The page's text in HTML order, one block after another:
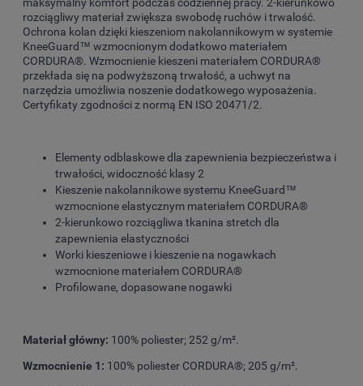
maksymalny komfort podczas codziennej pracy. 2-kierunkowo
rozciągliwy materiał zwiększa swobodę ruchów i trwalość.
Ochrona kolan dzięki kieszeniom nakolannikowym w systemie
KneeGuard™ wzmocnionym dodatkowo materiałem
CORDURA®. Wzmocnienie kieszeni materiałem CORDURA®
przekłada się na podwyższoną trwałość, a uchwyt na
narzędzia umożliwia noszenie dodatkowego wyposażenia.
Certyfikaty zgodności z normą EN ISO 20471/2.
Elementy odblaskowe dla zapewnienia bezpieczeństwa i
trwałości, widoczność klasy 2
Kieszenie nakolannikowe systemu KneeGuard™
wzmocnione elastycznym materiałem CORDURA®
2-kierunkowo rozciągliwa tkanina stretch dla
zapewnienia elastyczności
Worki kieszeniowe i kieszenie na nogawkach
wzmocnione materiałem CORDURA®
Profilowane, dopasowane nogawki
Materiał główny: 100% poliester; 252 g/m².
Wzmocnienie 1: 100% poliester CORDURA®; 205 g/m².